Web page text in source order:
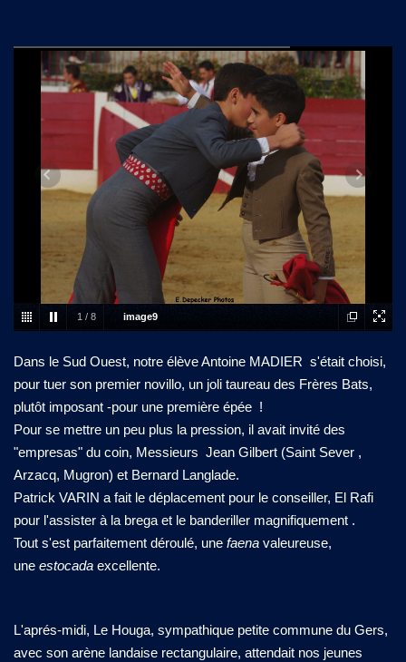
1 / 8 image9
Dans le Sud Ouest, notre élève Antoine MADIER s'était choisi,
pour tuer son premier novillo, un joli taureau des Frères Bats,
plutôt imposant -pour une première épée !
Pour se mettre un peu plus la pression, il avait invité des
"empresas" du coin, Messieurs Jean Gilbert (Saint Sever ,
Arzacq, Mugron) et Bernard Langlade.
Patrick VARIN a fait le déplacement pour le conseiller, El Rafi
pour l'assister à la brega et le banderiller magnifiquement .
Tout s'est parfaitement déroulé, une faena valeureuse,
une estocada excellente.
L'aprés-midi, Le Houga, sympathique petite commune du Gers,
avec son arène landaise rectangulaire, attendait nos jeunes